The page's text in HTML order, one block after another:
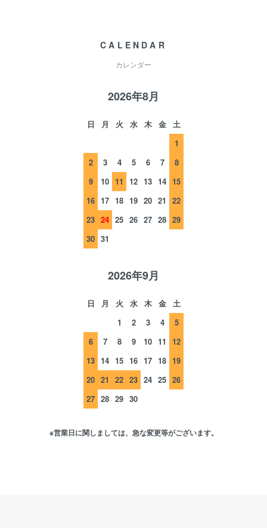
CALENDAR
カレンダー
2026年8月
日 月 火 水 木 金
土
1
2
3 4 5 6 7
8
9
10 11 12 13 14 15
16 17 18 19 20 21
22
23 24 25 26 27 28 29
30 31
2026年9月
日 月 火 水 木 金
土
1
2 3 4
5
6
7 8 9 10 11
12
13 14 15 16 17 18 19
20 21 22 23 24 25 26
27 28 29 30
※営業日に関しましては、急な変更等がございます。